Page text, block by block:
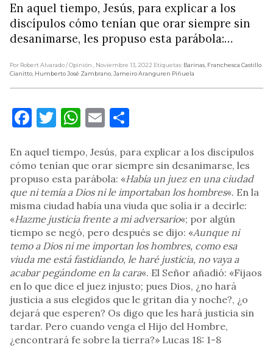
En aquel tiempo, Jesús, para explicar a los
discípulos cómo tenían que orar siempre sin
desanimarse, les propuso esta parábola:…
Por Robert Alvarado/ Opinión , Noviembre 13, 2022 Etiquetas: Barinas, Franchesca Castillo
Cianitto, Humberto José Zambrano,Jameiro Aranguren Piñuela
Facebook
Twitter
WhatsApp
Email
En aquel tiempo, Jesús, para explicar a los discípulos
cómo tenían que orar siempre sin desanimarse, les
propuso esta parábola: «Había un juez en una ciudad
que ni temía a Dios ni le importaban los hombres«. En la
misma ciudad había una viuda que solía ir a decirle:
«Hazme justicia frente a mi adversario«; por algún
tiempo se negó, pero después se dijo: «Aunque ni
temo a Dios ni me importan los hombres, como esa
viuda me está fastidiando, le haré justicia, no vaya a
acabar pegándome en la cara«. El Señor añadió: «Fijaos
en lo que dice el juez injusto; pues Dios, ¿no hará
justicia a sus elegidos que le gritan día y noche?, ¿o
dejará que esperen? Os digo que les hará justicia sin
tardar. Pero cuando venga el Hijo del Hombre,
¿encontrará fe sobre la tierra?» Lucas 18: 1-8